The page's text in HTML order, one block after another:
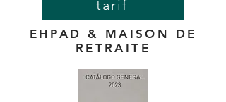
tarif
EHPAD & MAISON DE
RETRAITE